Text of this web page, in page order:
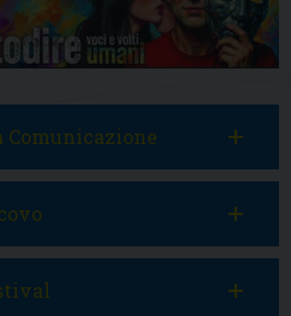
Comunicazione